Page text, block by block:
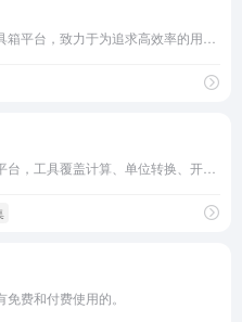
费和付费使用的。